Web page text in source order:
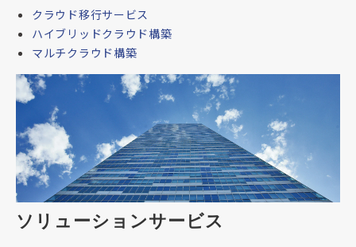
クラウド移行サービス
ハイブリッドクラウド構築
マルチクラウド構築
ソリューションサービス